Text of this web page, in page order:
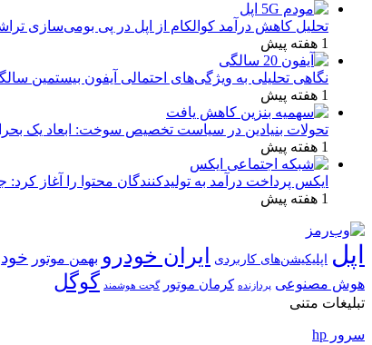
تحلیل کاهش درآمد کوالکام از اپل در پی بومی‌سازی
1 هفته پیش
نگاهی تحلیلی به ویژگی‌های احتمالی آیفون بیستمین
1 هفته پیش
تحولات بنیادین در سیاست تخصیص سوخت: ابعاد یک
1 هفته پیش
ایکس پرداخت درآمد به تولیدکنندگان محتوا را آغاز کرد:
1 هفته پیش
اپل اپلیکیشن‌های کاربردی ایران خودرو بهمن موتور
هوش مصنوعی پردازنده کرمان موتور گجت هوشمند گوگل
تبلیغات متنی
سرور hp